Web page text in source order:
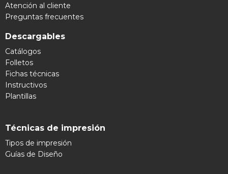
Atención al cliente
Preguntas frecuentes
Descargables
Catálogos
Folletos
Fichas técnicas
Instructivos
Plantillas
Técnicas de impresión
Tipos de impresión
Guías de Diseño